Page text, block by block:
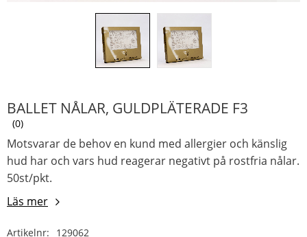
BALLET NÅLAR, GULDPLÄTERADE F3
0
Motsvarar de behov en kund med allergier och känslig
hud har och vars hud reagerar negativt på rostfria nålar.
50st/pkt.
Läs mer
Artikelnr 129062